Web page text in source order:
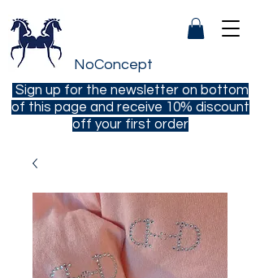
NoConcept
Sign up for the newsletter on bottom
of this page and receive 10% discount
off your first order